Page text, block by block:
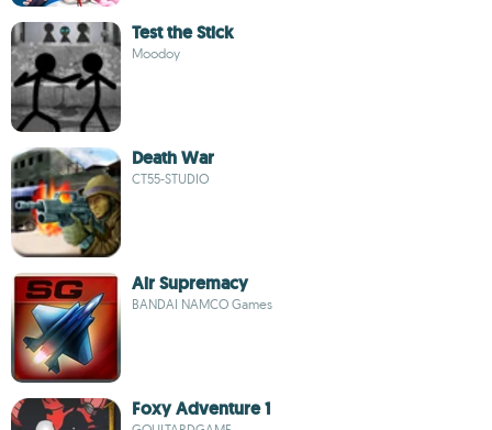
Test the Stick
Moodoy
Death War
CT55-STUDIO
Air Supremacy
BANDAI NAMCO Games
Foxy Adventure 1